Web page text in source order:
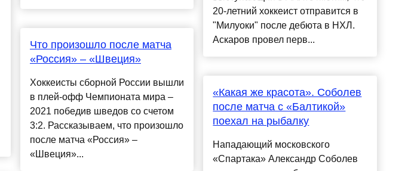
Что произошло после матча
«Россия» – «Швеция»
Хоккеисты сборной России вышли
в плей-офф Чемпионата мира –
2021 победив шведов со счетом
3:2. Рассказываем, что произошло
после матча «Россия» –
«Швеция»...
20-летний хоккеист отправится в
"Милуоки" после дебюта в НХЛ.
Аскаров провел перв...
«Какая же красота». Соболев
после матча с «Балтикой»
поехал на рыбалку
Нападающий московского
«Спартака» Александр Соболев